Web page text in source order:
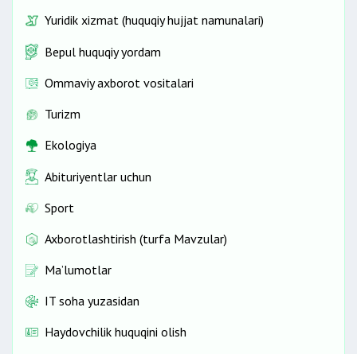
Yuridik xizmat (huquqiy hujjat namunalari)
Bepul huquqiy yordam
Ommaviy axborot vositalari
Turizm
Ekologiya
Abituriyentlar uchun
Sport
Axborotlashtirish (turfa Mavzular)
Ma’lumotlar
IT soha yuzasidan
Haydovchilik huquqini olish